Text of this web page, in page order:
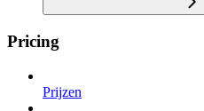
Pricing
Prijzen